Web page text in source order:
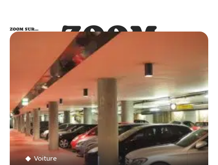
ZOOM
SUR…
ZOOM SUR…
Voiture